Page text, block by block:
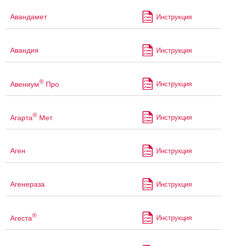
Авандамет Инструкция
Авандия Инструкция
Авениум® Про Инструкция
Агарта® Мет Инструкция
Аген Инструкция
Агенераза Инструкция
Агеста® Инструкция